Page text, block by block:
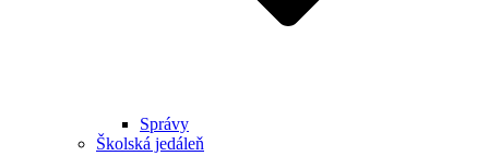
Správy
Školská jedáleň